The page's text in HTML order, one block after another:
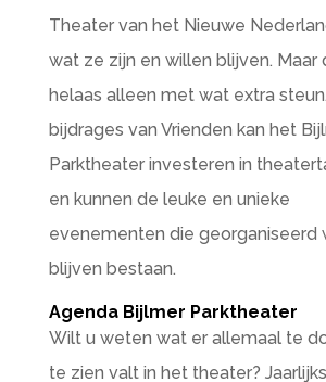
Theater van het Nieuwe
wat ze zijn en willen blijven. Maar
helaas alleen met wat extra
bijdrages van Vrienden kan het
Parktheater investeren in
en kunnen de leuke en unieke
evenementen die georganiseerd
blijven bestaan.
Agenda Bijlmer Parktheater
Wilt u weten wat er allemaal te
te zien valt in het theater?